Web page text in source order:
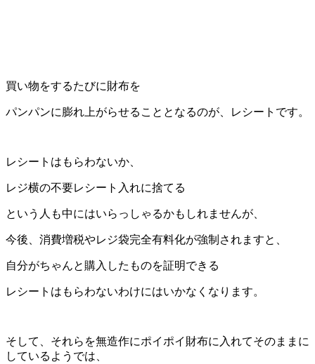
買い物をするたびに財布を
パンパンに膨れ上がらせることとなるのが、レシートです。
レシートはもらわないか、
レジ横の不要レシート入れに捨てる
という人も中にはいらっしゃるかもしれませんが、
今後、消費増税やレジ袋完全有料化が強制されますと、
自分がちゃんと購入したものを証明できる
レシートは もらわないわけにはいかなくなります。
そして、それらを無造作にポイポイ財布に入れてそのままに
しているようでは、